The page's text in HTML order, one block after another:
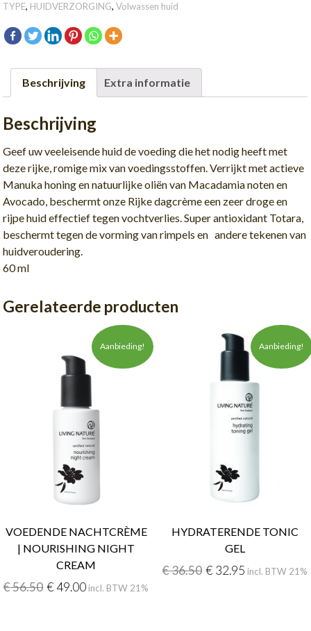
TYPE, HUIDVERZORGING,Volwassen huid
Beschrijving Extra informatie
Beschrijving
Geef uw veeleisende huid de voeding die het nodig heeft met
deze rijke, romige mix van voedingsstoffen. Verrijkt met actieve
Manuka honing en natuurlijke oliën van Macadamia noten en
Avocado, beschermt onze Rijke dagcrème een zeer droge en
rijpe huid effectief tegen vochtverlies. Super antioxidant Totara,
beschermt tegen de vorming van rimpels en andere tekenen van
huidveroudering.
60 ml
Gerelateerde producten
Aanbieding!
VOEDENDE NACHTCRÈME
| NOURISHING NIGHT
CREAM
€56.50 € 49.00 incl. BTW 21%
Aanbieding!
HYDRATERENDE TONIC
GEL
€36.50 € 32.95 incl. BTW 21%